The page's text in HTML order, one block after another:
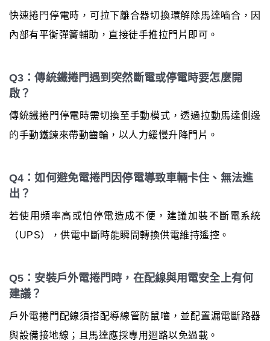
快速捲門停電時，可拉下離合器切換環解除馬達嚙合，因
內部有平衡彈簧輔助，直接徒手推拉門片即可。
Q3：傳統鐵捲門遇到突然斷電或停電時要怎麼開
啟？
傳統鐵捲門停電時需切換至手動模式，透過拉動馬達側邊
的手動鐵鍊來帶動齒輪，以人力緩慢升降門片。
Q4：如何避免電捲門因停電導致車輛卡住、無法進
出？
若使用頻率高或怕停電造成不便，建議加裝不斷電系統
（UPS），供電中斷時能瞬間轉換供電維持遙控。
Q5：安裝戶外電捲門時，在配線與用電安全上有何
建議？
戶外電捲門配線須搭配導線管防鼠嚙，並配置漏電斷路器
與設備接地線；且馬達應採專用迴路以免過載。